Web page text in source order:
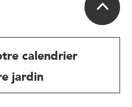
calendrier
jardin